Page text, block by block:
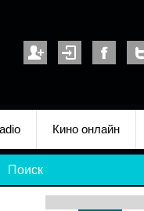
Кино онлайн
Поиск